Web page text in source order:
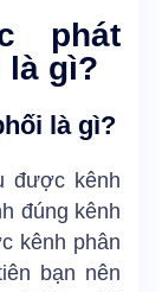
phát
là gì?
là gì?
được kênh
đúng kênh
kênh phân
bạn nên